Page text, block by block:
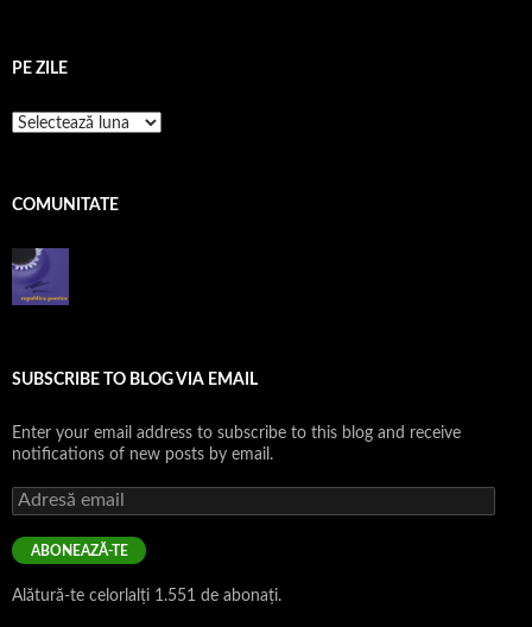
PE ZILE
pe
COMUNITATE
SUBSCRIBE TO BLOG VIA EMAIL
Enter your email address to subscribe to this blog and receive
notifications of new posts by email.
Adresă
email
ABONEAZĂ-TE
Alătură-te celorlalți 1.551 de abonați.